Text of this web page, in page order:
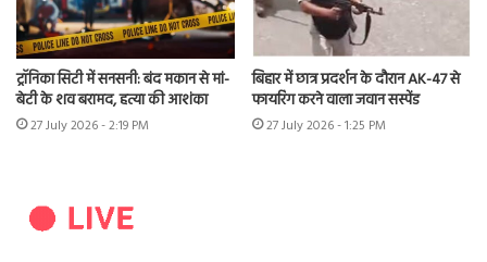
ट्रॉनिका सिटी में सनसनी: बंद मकान से मां-
बेटी के शव बरामद, हत्या की आशंका
27 July 2026 - 2:19 PM
बिहार में छात्र प्रदर्शन के दौरान AK-47 से
फायरिंग करने वाला जवान सस्पेंड
27 July 2026 - 1:25 PM